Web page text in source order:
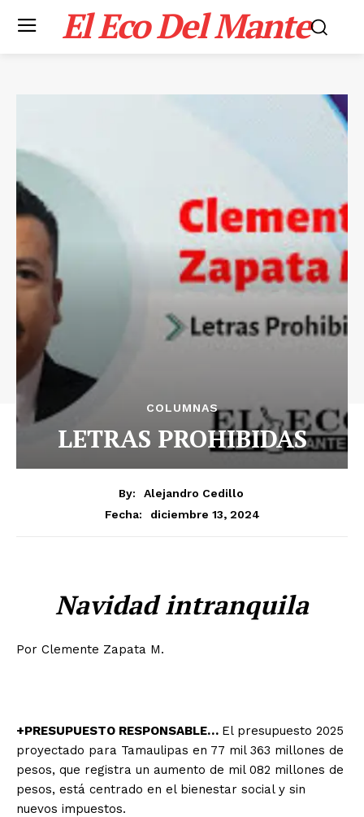
El Eco Del Mante
COLUMNAS
LETRAS PROHIBIDAS
By:
Alejandro Cedillo
Fecha:
diciembre 13, 2024
Navidad intranquila
Por Clemente Zapata M.
+PRESUPUESTO RESPONSABLE… El presupuesto 2025
proyectado para Tamaulipas en 77 mil 363 millones de
pesos, que registra un aumento de mil 082 millones de
pesos, está centrado en el bienestar social y sin
nuevos impuestos.